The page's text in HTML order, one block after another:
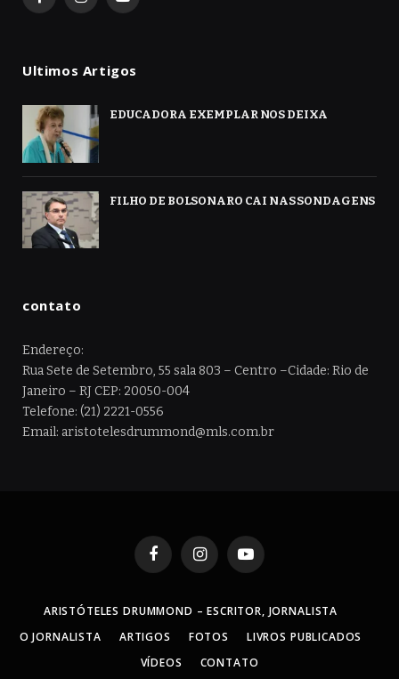
FacebookInstagramYouTube
Ultimos Artigos
EDUCADORA EXEMPLAR NOS DEIXA
FILHO DE BOLSONARO CAI NAS SONDAGENS
contato
Endereço:
Rua Sete de Setembro, 55 sala 803 – Centro –Cidade: Rio de
Janeiro – RJ CEP: 20050-004
Telefone: (21) 2221-0556
Email: aristotelesdrummond@mls.com.br
FacebookInstagramYouTube
ARISTÓTELES DRUMMOND – ESCRITOR, JORNALISTA
O JORNALISTA
ARTIGOS FOTOS
LIVROS PUBLICADOS
VÍDEOS
CONTATO